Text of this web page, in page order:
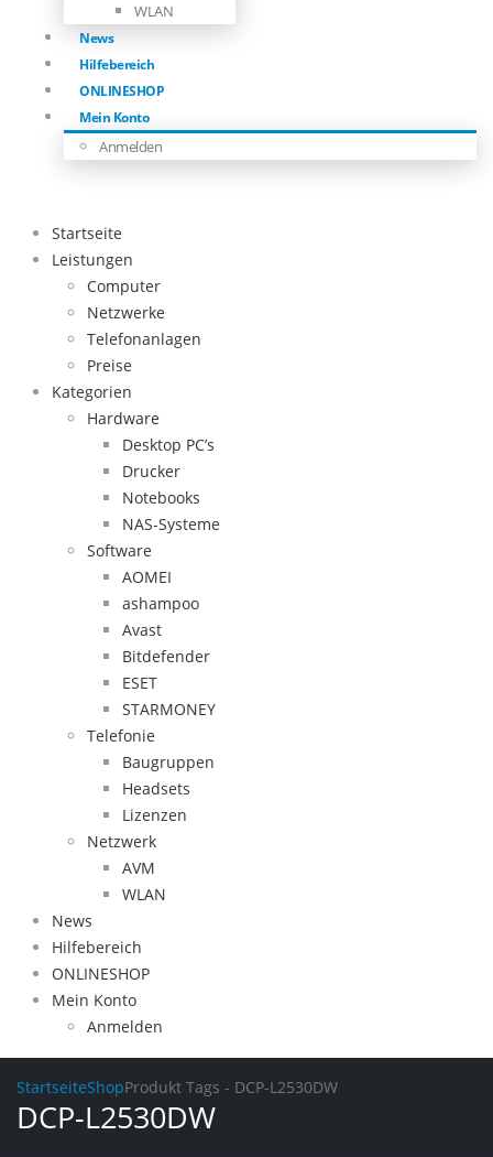
WLAN
News
Hilfebereich
ONLINESHOP
Mein Konto
Anmelden
Startseite
Leistungen
Computer
Netzwerke
Telefonanlagen
Preise
Kategorien
Hardware
Desktop PC’s
Drucker
Notebooks
NAS-Systeme
Software
AOMEI
ashampoo
Avast
Bitdefender
ESET
STARMONEY
Telefonie
Baugruppen
Headsets
Lizenzen
Netzwerk
AVM
WLAN
News
Hilfebereich
ONLINESHOP
Mein Konto
Anmelden
StartseiteShopProdukt Tags - DCP-L2530DW
DCP-L2530DW